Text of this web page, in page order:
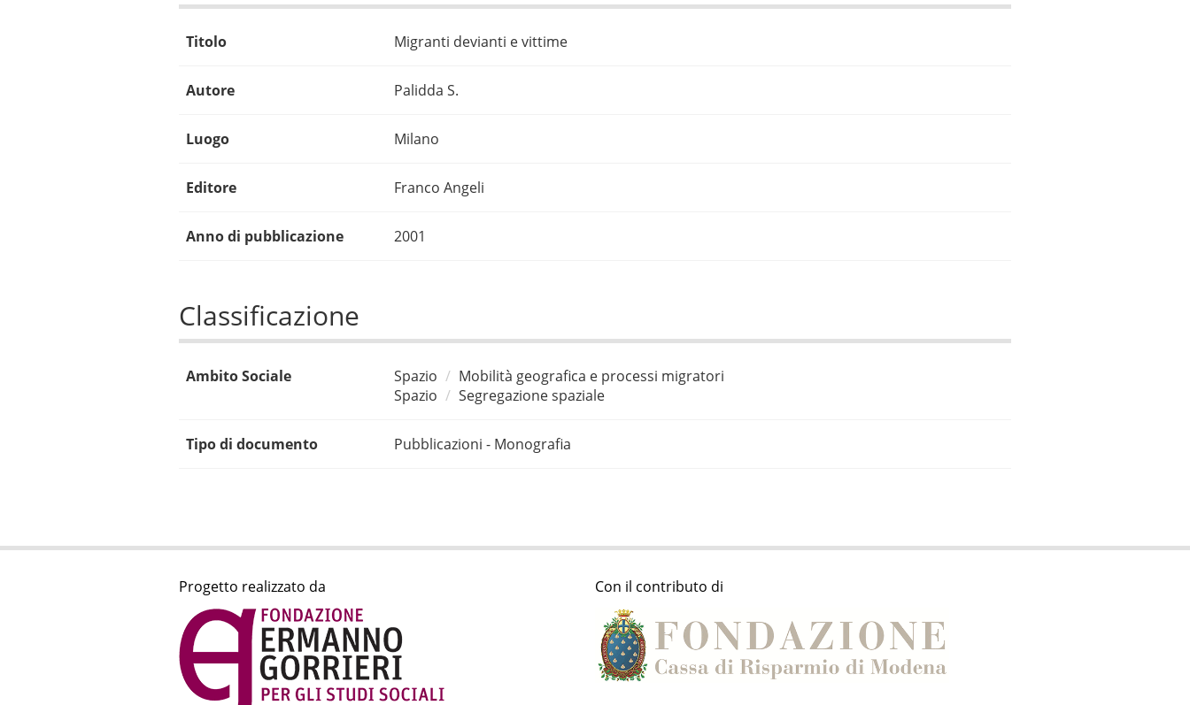
Titolo Migranti devianti e vittime
Autore Palidda S.
Luogo Milano
Editore Franco Angeli
Anno di pubblicazione 2001
Classificazione
Ambito Sociale Spazio
Mobilità geografica e processi migratori
Spazio
Segregazione spaziale
Tipo di documento Pubblicazioni - Monografia
Progetto realizzato da Con il contributo di